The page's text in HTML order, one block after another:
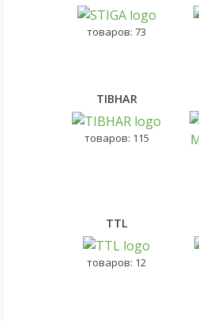
товаров: 73
TIBHAR
товаров: 115
TTL
товаров: 12